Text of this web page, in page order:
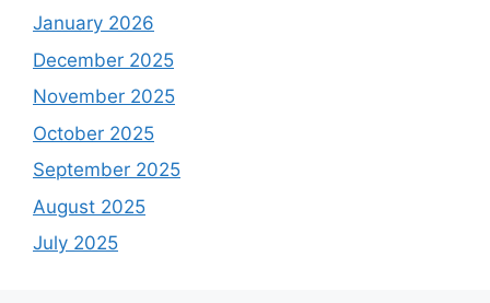
January 2026
December 2025
November 2025
October 2025
September 2025
August 2025
July 2025